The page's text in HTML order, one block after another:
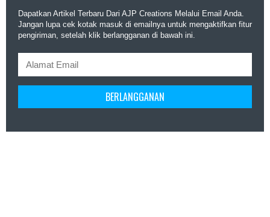
Dapatkan Artikel Terbaru Dari AJP Creations Melalui Email Anda.
Jangan lupa cek kotak masuk di emailnya untuk mengaktifkan fitur
pengiriman, setelah klik berlangganan di bawah ini.